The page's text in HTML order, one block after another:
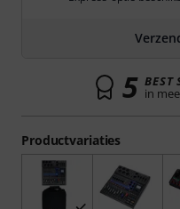
Productvariaties
5 BEST
in